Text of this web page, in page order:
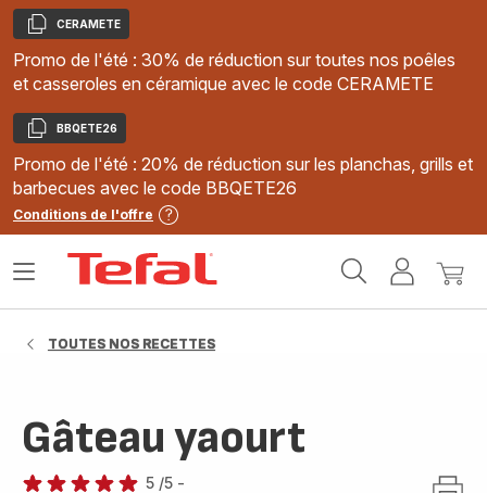
Copier
CERAMETE
Promo de l'été : 30% de réduction sur toutes nos poêles
et casseroles en céramique avec le code CERAMETE
Copier
BBQETE26
Promo de l'été : 20% de réduction sur les planchas, grills et
barbecues avec le code BBQETE26
Conditions de l'offre
MonMon
Ouvrir
TOUTES NOS RECETTES
Gâteau yaourt
5 /5 -